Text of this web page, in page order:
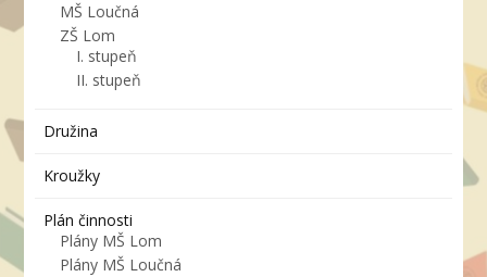
MŠ Loučná
ZŠ Lom
I. stupeň
II. stupeň
Družina
Kroužky
Plán činnosti
Plány MŠ Lom
Plány MŠ Loučná